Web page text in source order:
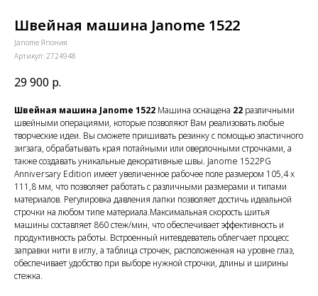
Швейная машина Janome 1522
Janome Япония
Артикул: 2724948
29 900 р.
Швейная машина Janome 1522 Машина оснащена 22 различными
швейными операциями, которые позволяют Вам реализовать любые
творческие идеи. Вы сможете пришивать резинку с помощью эластичного
зигзага, обрабатывать края потайными или оверлочными строчками, а
также создавать уникальные декоративные швы. Janome 1522PG
Anniversary Edition имеет увеличенное рабочее поле размером 105,4 x
111,8 мм, что позволяет работать с различными размерами и типами
материалов. Регулировка давления лапки позволяет достичь идеальной
строчки на любом типе материала.Максимальная скорость шитья
машины составляет 860 стеж/мин, что обеспечивает эффективность и
продуктивность работы. Встроенный нитевдеватель облегчает процесс
заправки нити в иглу, а таблица строчек, расположенная на уровне глаз,
обеспечивает удобство при выборе нужной строчки, длины и ширины
стежка.